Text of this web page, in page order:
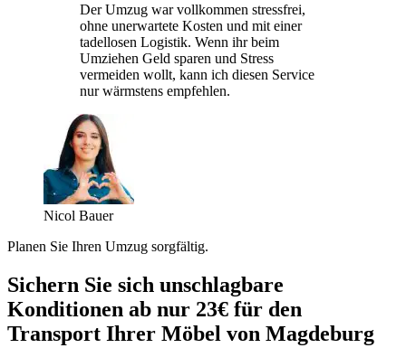
Der Umzug war vollkommen stressfrei,
ohne unerwartete Kosten und mit einer
tadellosen Logistik. Wenn ihr beim
Umziehen Geld sparen und Stress
vermeiden wollt, kann ich diesen Service
nur wärmstens empfehlen.
Nicol Bauer
Planen Sie Ihren Umzug sorgfältig.
Sichern Sie sich unschlagbare
Konditionen ab nur 23€ für den
Transport Ihrer Möbel von Magdeburg